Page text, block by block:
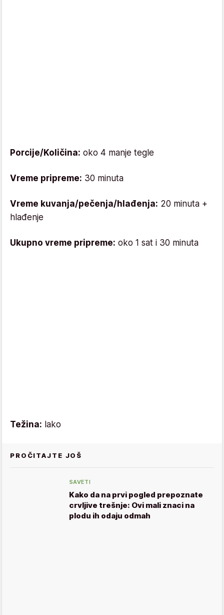
Porcije/Količina: oko 4 manje tegle
Vreme pripreme: 30 minuta
Vreme kuvanja/pečenja/hlađenja: 20 minuta +
hlađenje
Ukupno vreme pripreme: oko 1 sat i 30 minuta
Težina: lako
PROČITAJTE JOŠ
SAVETI
Kako da na prvi pogled prepoznate
crvljive trešnje: Ovi mali znaci na
plodu ih odaju odmah